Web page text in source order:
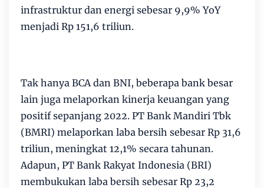
infrastruktur dan energi sebesar 9,9% YoY
menjadi Rp 151,6 triliun.
Tak hanya BCA dan BNI, beberapa bank besar
lain juga melaporkan kinerja keuangan yang
positif sepanjang 2022. PT Bank Mandiri Tbk
(BMRI) melaporkan laba bersih sebesar Rp 31,6
triliun, meningkat 12,1% secara tahunan.
Adapun, PT Bank Rakyat Indonesia (BRI)
membukukan laba bersih sebesar Rp 23,2